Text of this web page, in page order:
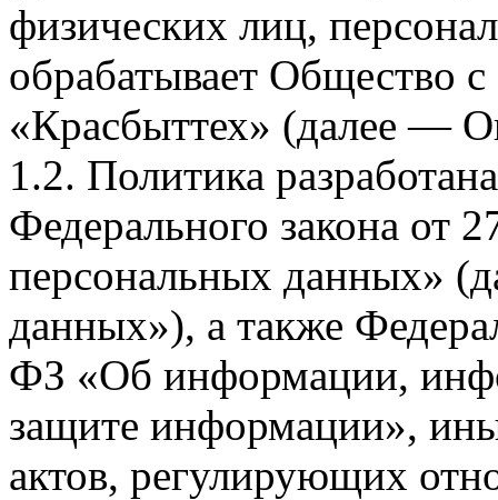
физических лиц,
обрабатывает Общество
«Красбыттех» (далее —
1.2. Политика
Федерального закона
персональных данных»
данных»), а также
ФЗ «Об информации,
защите информации»,
актов, регулирующих